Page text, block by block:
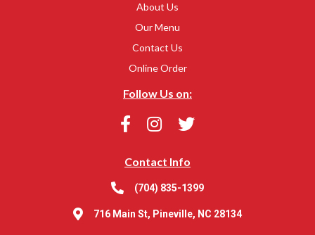
About Us
Our Menu
Contact Us
Online Order
Follow Us on:
Contact Info
(704) 835-1399
716 Main St, Pineville, NC 28134